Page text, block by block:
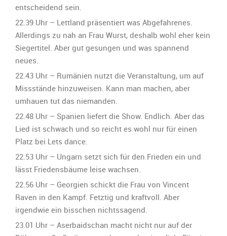
entscheidend sein.
22.39 Uhr – Lettland präsentiert was Abgefahrenes.
Allerdings zu nah an Frau Wurst, deshalb wohl eher kein
Siegertitel. Aber gut gesungen und was spannend
neues.
22.43 Uhr – Rumänien nutzt die Veranstaltung, um auf
Missstände hinzuweisen. Kann man machen, aber
umhauen tut das niemanden.
22.48 Uhr – Spanien liefert die Show. Endlich. Aber das
Lied ist schwach und so reicht es wohl nur für einen
Platz bei Lets dance.
22.53 Uhr – Ungarn setzt sich für den Frieden ein und
lässt Friedensbäume leise wachsen.
22.56 Uhr – Georgien schickt die Frau von Vincent
Raven in den Kampf. Fetztig und kraftvoll. Aber
irgendwie ein bisschen nichtssagend.
23.01 Uhr – Aserbaidschan macht nicht nur auf der